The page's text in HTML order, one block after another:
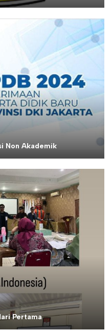
Non Akademik
Pertama